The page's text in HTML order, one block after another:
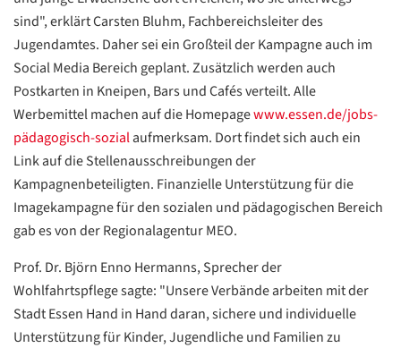
sind", erklärt Carsten Bluhm, Fachbereichsleiter des
Jugendamtes. Daher sei ein Großteil der Kampagne auch im
Social Media Bereich geplant. Zusätzlich werden auch
Postkarten in Kneipen, Bars und Cafés verteilt. Alle
Werbemittel machen auf die Homepagewww.essen.de/jobs-
pädagogisch-sozialaufmerksam. Dort findet sich auch ein
Link auf die Stellenausschreibungen der
Kampagnenbeteiligten. Finanzielle Unterstützung für die
Imagekampagne für den sozialen und pädagogischen Bereich
gab es von der Regionalagentur MEO.
Prof. Dr. Björn Enno Hermanns, Sprecher der
Wohlfahrtspflege sagte: "Unsere Verbände arbeiten mit der
Stadt Essen Hand in Hand daran, sichere und individuelle
Unterstützung für Kinder, Jugendliche und Familien zu
ZURÜCK
Übersetzen
/
Translate
ZURÜCK